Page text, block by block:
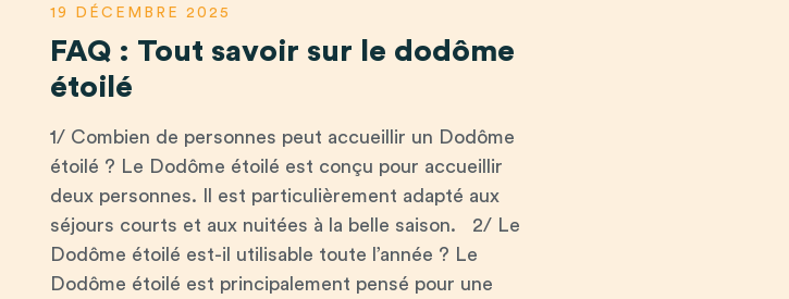
19 DÉCEMBRE 2025
FAQ : Tout savoir sur le dodôme
étoilé
1/ Combien de personnes peut accueillir un Dodôme
étoilé ? Le Dodôme étoilé est conçu pour accueillir
deux personnes. Il est particulièrement adapté aux
séjours courts et aux nuitées à la belle saison. 2/ Le
Dodôme étoilé est-il utilisable toute l’année ? Le
Dodôme étoilé est principalement pensé pour une